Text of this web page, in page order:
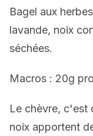
Bagel aux
lavande, noix
séchées.
Macros : 20g
Le chèvre, c'est
noix apportent